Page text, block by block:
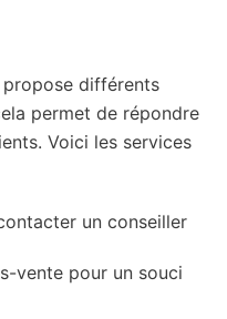
différents
permet de répondre
Voici les services
un conseiller
vente pour un souci